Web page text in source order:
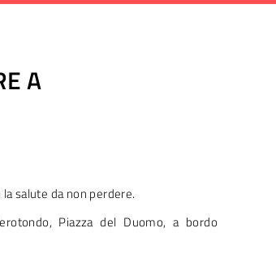
A
salute da non perdere.
Piazza del Duomo, a bordo